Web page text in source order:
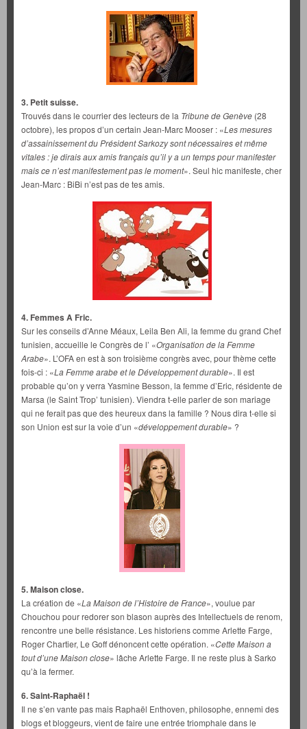
3. Petit suisse.
Trouvés dans le courrier des lecteurs de la Tribune de Genève (28
octobre), les propos d’un certain Jean-Marc Mooser : «Les mesures
d’assainissement du Président Sarkozy sont nécessaires et même
vitales : je dirais aux amis français qu’il y a un temps pour manifester
mais ce n’est manifestement pas le moment». Seul hic manifeste, cher
Jean-Marc : BiBi n’est pas de tes amis.
4. Femmes A Fric.
Sur les conseils d’Anne Méaux, Leila Ben Ali, la femme du grand Chef
tunisien, accueille le Congrès de l’ «Organisation de la Femme
Arabe». L’OFA en est à son troisième congrès avec, pour thème cette
fois-ci : «La Femme arabe et le Développement durable». Il est
probable qu’on y verra Yasmine Besson, la femme d’Eric, résidente de
Marsa (le Saint Trop’ tunisien). Viendra t-elle parler de son mariage
qui ne ferait pas que des heureux dans la famille ? Nous dira t-elle si
son Union est sur la voie d’un «développement durable» ?
5. Maison close.
La création de «La Maison de l’Histoire de France», voulue par
Chouchou pour redorer son blason auprès des Intellectuels de renom,
rencontre une belle résistance. Les historiens comme Arlette Farge,
Roger Chartier, Le Goff dénoncent cette opération. «Cette Maison a
tout d’une Maison close» lâche Arlette Farge. Il ne reste plus à Sarko
qu’à la fermer.
6. Saint-Raphaël !
Il ne s’en vante pas mais Raphaël Enthoven, philosophe, ennemi des
blogs et bloggeurs, vient de faire une entrée triomphale dans le